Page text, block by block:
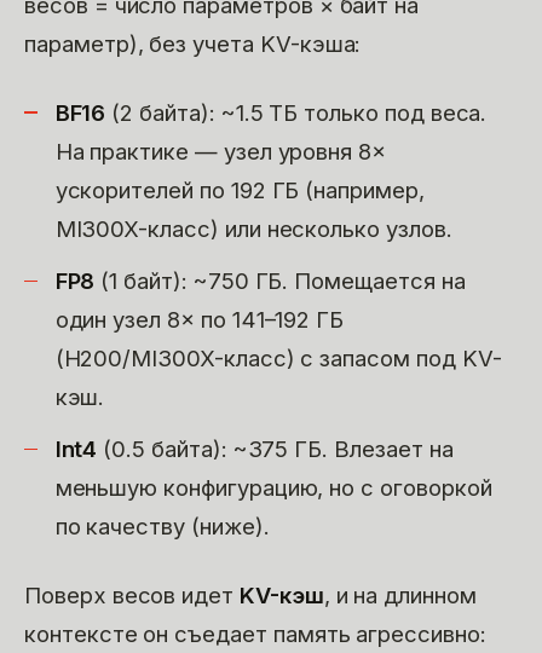
параметр), без учета KV-кэша:
BF16 (2 байта): ~1.5 ТБ только под веса.
На практике — узел уровня 8×
ускорителей по 192 ГБ (например,
MI300X-класс) или несколько узлов.
FP8 (1 байт): ~750 ГБ. Помещается на
один узел 8× по 141–192 ГБ
(H200/MI300X-класс) с запасом под KV-
кэш.
Int4 (0.5 байта): ~375 ГБ. Влезает на
меньшую конфигурацию, но с оговоркой
по качеству (ниже).
Поверх весов идет KV-кэш, и на длинном
контексте он съедает память агрессивно: